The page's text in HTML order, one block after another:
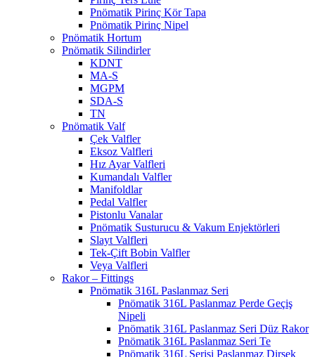
Pnömatik Pirinç Kör Tapa
Pnömatik Pirinç Nipel
Pnömatik Hortum
Pnömatik Silindirler
KDNT
MA-S
MGPM
SDA-S
TN
Pnömatik Valf
Çek Valfler
Eksoz Valfleri
Hız Ayar Valfleri
Kumandalı Valfler
Manifoldlar
Pedal Valfler
Pistonlu Vanalar
Pnömatik Susturucu & Vakum Enjektörleri
Slayt Valfleri
Tek-Çift Bobin Valfler
Veya Valfleri
Rakor – Fittings
Pnömatik 316L Paslanmaz Seri
Pnömatik 316L Paslanmaz Perde Geçiş
Nipeli
Pnömatik 316L Paslanmaz Seri Düz Rakor
Pnömatik 316L Paslanmaz Seri Te
Pnömatik 316L Serisi Paslanmaz Dirsek